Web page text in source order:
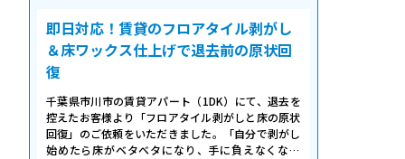
即日対応！賃貸のフロアタイル剥がし
＆床ワックス仕上げで退去前の原状回
復
千葉県市川市の賃貸アパート（1DK）にて、退去を
控えたお客様より「フロアタイル剥がしと床の原状
回復」のご依頼をいただきました。「自分で剥がし
始めたら床がベタベタになり、手に負えなくなっ